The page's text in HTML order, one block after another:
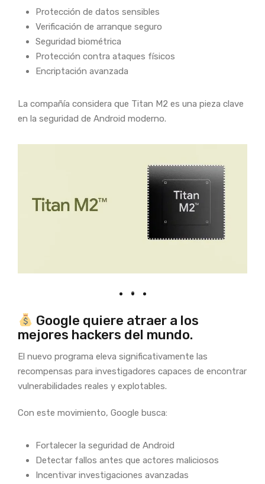
Protección de datos sensibles
Verificación de arranque seguro
Seguridad biométrica
Protección contra ataques físicos
Encriptación avanzada
La compañía considera que Titan M2 es una pieza clave
en la seguridad de Android moderno.
Google quiere atraer a los
mejores hackers del mundo.
El nuevo programa eleva significativamente las
recompensas para investigadores capaces de encontrar
vulnerabilidades reales y explotables.
Con este movimiento, Google busca:
Fortalecer la seguridad de Android
Detectar fallos antes que actores maliciosos
Incentivar investigaciones avanzadas